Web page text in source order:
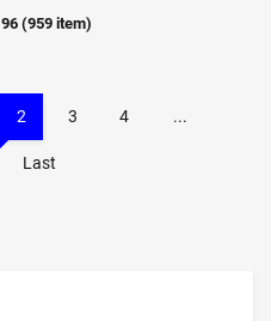
96 (959 item)
2 3 4 ...
Last